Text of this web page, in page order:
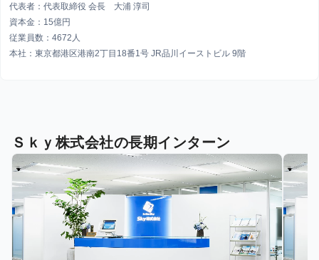
代表者：代表取締役 会長 大浦 淳司
資本金：15億円
従業員数：4672人
本社：東京都港区港南2丁目18番1号 JR品川イーストビル 9階
Ｓｋｙ株式会社の長期インターン